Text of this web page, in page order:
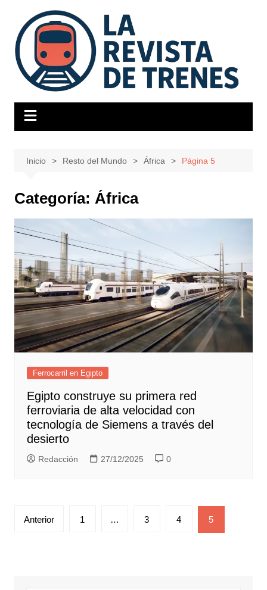
contenido
Inicio Resto del Mundo África Página 5
Categoría: África
Ferrocarril en Egipto
Egipto construye su primera red
ferroviaria de alta velocidad con
tecnología de Siemens a través del
desierto
Redacción 27/12/2025 0
Paginación
Anterior 1 … 3 4 5